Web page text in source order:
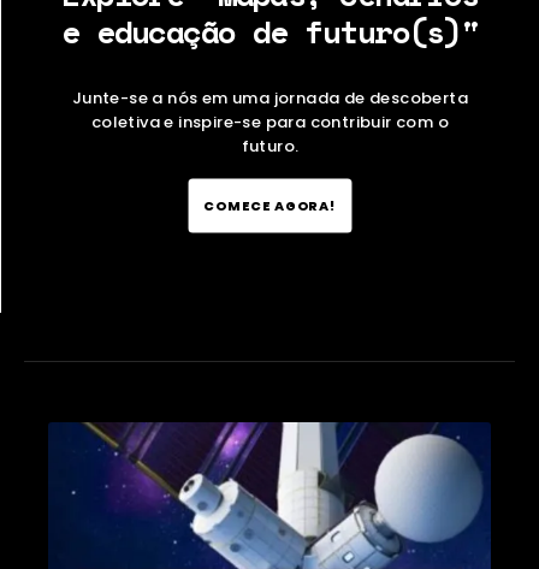
e educação de futuro(s)"
Junte-se a nós em uma jornada de descoberta
coletiva e inspire-se para contribuir com o
futuro.
COMECE AGORA!